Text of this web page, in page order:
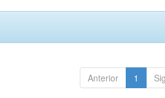
Anterior 1